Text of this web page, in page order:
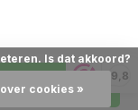
9,8
The Netherlands
Is dat akkoord?
cookies »